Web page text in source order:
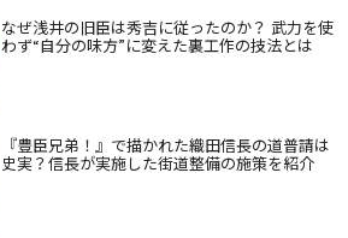
なぜ浅井の旧臣は秀吉に従ったのか？ 武力を使
わず“自分の味方”に変えた裏工作の技法とは
『豊臣兄弟！』で描かれた織田信長の道普請は
史実？信長が実施した街道整備の施策を紹介